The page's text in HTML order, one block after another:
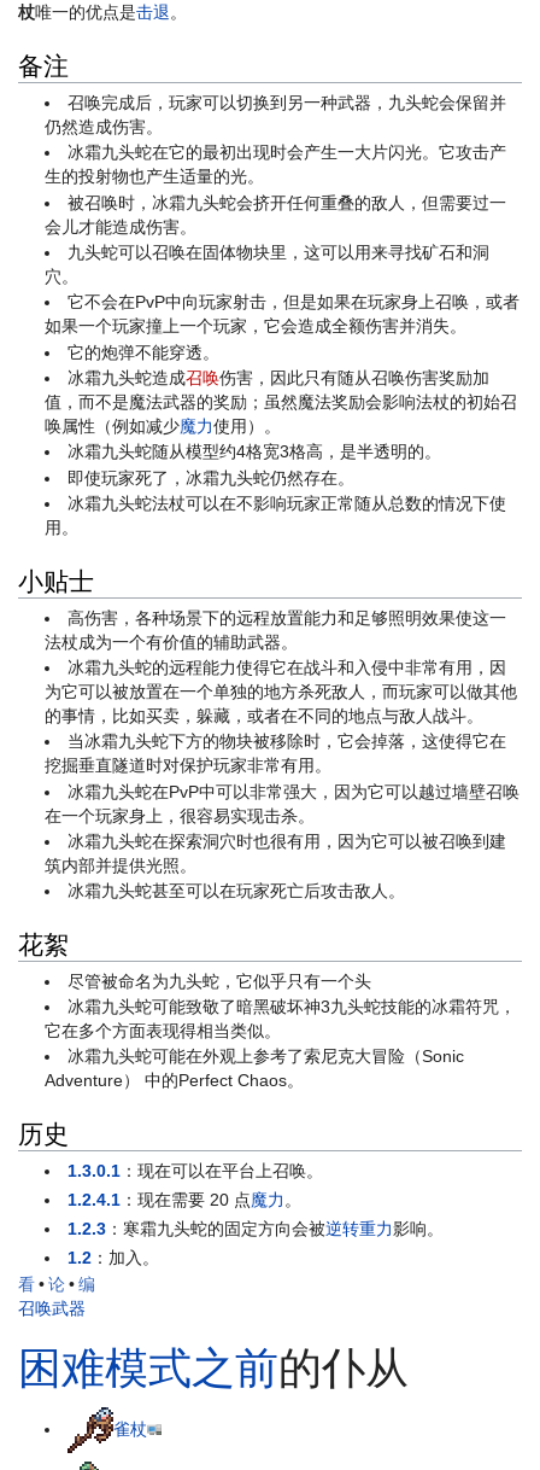
杖唯一的优点是击退。
备注
召唤完成后，玩家可以切换到另一种武器，九头蛇会保留并
仍然造成伤害。
冰霜九头蛇在它的最初出现时会产生一大片闪光。它攻击产
生的投射物也产生适量的光。
被召唤时，冰霜九头蛇会挤开任何重叠的敌人，但需要过一
会儿才能造成伤害。
九头蛇可以召唤在固体物块里，这可以用来寻找矿石和洞
穴。
它不会在PvP中向玩家射击，但是如果在玩家身上召唤，或者
如果一个玩家撞上一个玩家，它会造成全额伤害并消失。
它的炮弹不能穿透。
冰霜九头蛇造成召唤伤害，因此只有随从召唤伤害奖励加
值，而不是魔法武器的奖励；虽然魔法奖励会影响法杖的初始召
唤属性（例如减少魔力使用）。
冰霜九头蛇随从模型约4格宽3格高，是半透明的。
即使玩家死了，冰霜九头蛇仍然存在。
冰霜九头蛇法杖可以在不影响玩家正常随从总数的情况下使
用。
小贴士
高伤害，各种场景下的远程放置能力和足够照明效果使这一
法杖成为一个有价值的辅助武器。
冰霜九头蛇的远程能力使得它在战斗和入侵中非常有用，因
为它可以被放置在一个单独的地方杀死敌人，而玩家可以做其他
的事情，比如买卖，躲藏，或者在不同的地点与敌人战斗。
当冰霜九头蛇下方的物块被移除时，它会掉落，这使得它在
挖掘垂直隧道时对保护玩家非常有用。
冰霜九头蛇在PvP中可以非常强大，因为它可以越过墙壁召唤
在一个玩家身上，很容易实现击杀。
冰霜九头蛇在探索洞穴时也很有用，因为它可以被召唤到建
筑内部并提供光照。
冰霜九头蛇甚至可以在玩家死亡后攻击敌人。
花絮
尽管被命名为九头蛇，它似乎只有一个头
冰霜九头蛇可能致敬了暗黑破坏神3九头蛇技能的冰霜符咒，
它在多个方面表现得相当类似。
冰霜九头蛇可能在外观上参考了索尼克大冒险（Sonic
Adventure） 中的Perfect Chaos。
历史
1.3.0.1 ：现在可以在平台上召唤。
1.2.4.1 ：现在需要 20 点魔力 。
1.2.3 ：寒霜九头蛇的固定方向会被逆转重力影响。
1.2 ：加入。
看•论•编
召唤武器
困难模式之前的仆从
雀杖